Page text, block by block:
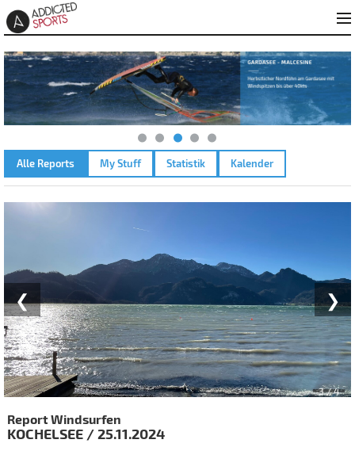
Alle Reports My Stuff Statistik Kalender
KOCHELSEE – 25.11.2024
❯
❮
3/ 4
Report Windsurfen
KOCHELSEE /25.11.2024